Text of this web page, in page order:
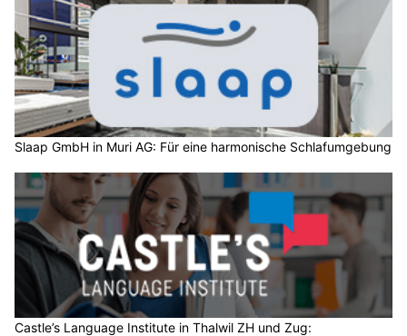
Slaap GmbH in Muri AG: Für eine harmonische Schlafumgebung
Castle’s Language Institute in Thalwil ZH und Zug: